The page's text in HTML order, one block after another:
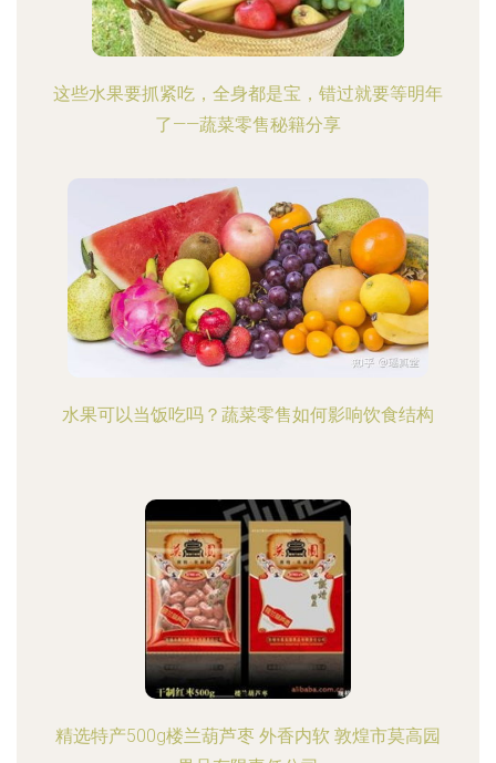
这些水果要抓紧吃，全身都是宝，错过就要等明年
了——蔬菜零售秘籍分享
水果可以当饭吃吗？蔬菜零售如何影响饮食结构
精选特产500g楼兰葫芦枣 外香内软 敦煌市莫高园